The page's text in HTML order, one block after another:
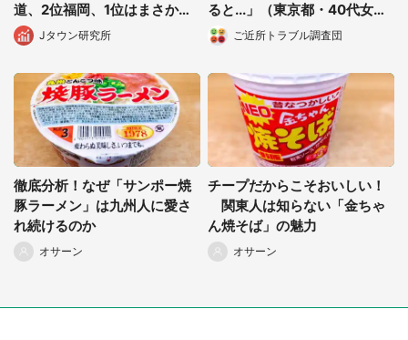
道、2位福岡、1位はまさか
の... Jタウン研究所
ると...」（東京都・40代女
性）ご近所トラブル調査団
徹底分析！なぜ「サンポー焼
豚ラーメン」は九州人に愛さ
れ続けるのか
オサーン
チープだからこそおいしい！
関東人は知らない「金ちゃ
ん焼そば」の魅力
オサーン